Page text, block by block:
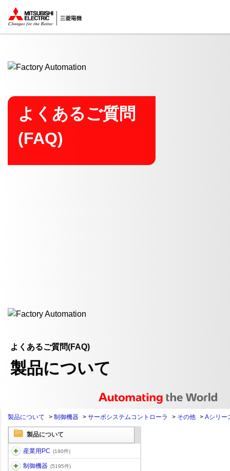
ここから本文
よくあるご質問
(FAQ)
よくあるご質問(FAQ)
製品について
製品について > 制御機器 > サーボシステムコントローラ > その他 > Aシリー
製品について
産業用PC (190件)
制御機器 (5195件)